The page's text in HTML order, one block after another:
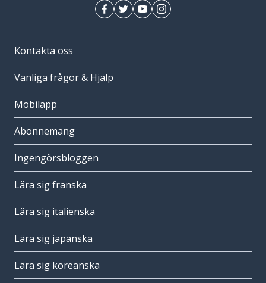
Kontakta oss
Vanliga frågor & Hjälp
Mobilapp
Abonnemang
Ingengörsbloggen
Lära sig franska
Lära sig italienska
Lära sig japanska
Lära sig koreanska